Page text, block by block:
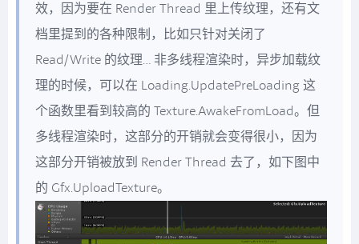
效，因为要在 Render Thread 里上传纹理，还有文
档里提到的各种限制，比如只针对关闭了
Read/Write 的纹理… 非多线程渲染时，异步加载纹
理的时候，可以在 Loading.UpdatePreLoading 这
个函数里看到较高的 Texture.AwakeFromLoad。但
多线程渲染时，这部分的开销就会变得很小，因为
这部分开销被放到 Render Thread 去了，如下图中
的 Gfx.UploadTexture。